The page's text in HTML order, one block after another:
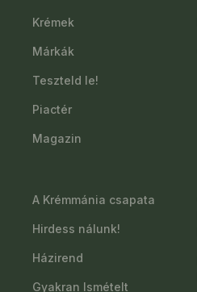
Krémek
Márkák
Teszteld le!
Piactér
Magazin
A Krémmánia csapata
Hirdess nálunk!
Házirend
Gyakran Ismételt